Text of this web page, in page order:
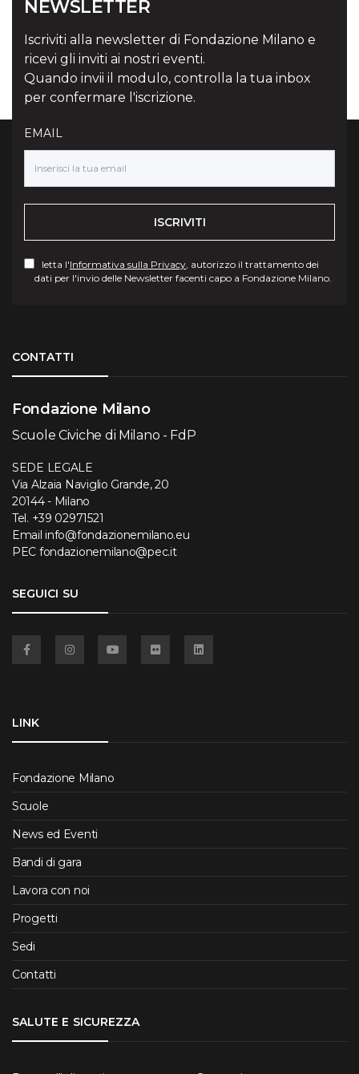
NEWSLETTER
Iscriviti alla newsletter di Fondazione Milano e
ricevi gli inviti ai nostri eventi.
Quando invii il modulo, controlla la tua inbox
per confermare l'iscrizione.
EMAIL
ISCRIVITI
letta l'Informativa sulla Privacy , autorizzo il trattamento dei
dati per l'invio delle Newsletter facenti capo a Fondazione Milano.
CONTATTI
Fondazione Milano
Scuole Civiche di Milano - FdP
SEDE LEGALE
Via Alzaia Naviglio Grande, 20
20144 - Milano
Tel. +39 02971521
Email info@fondazionemilano.eu
PEC fondazionemilano@pec.it
SEGUICI SU
LINK
Fondazione Milano
Scuole
News ed Eventi
Bandi di gara
Lavora con noi
Progetti
Sedi
Contatti
SALUTE E SICUREZZA